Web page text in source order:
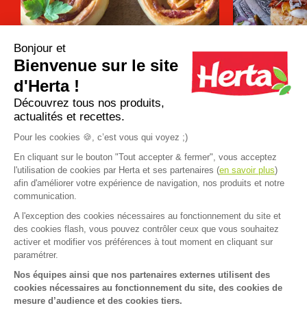
Apéro dînatoire : que faire avec une
pâte à pizza ?
12 recettes
pour un
Plus d'inspirations
Accueil Recettes Panini Knacki et Tomates Fraîches
FAQ Contact
Mentions sanitaires Cookies
Bonjour et
Bienvenue sur le site
d'Herta !
Découvrez tous nos produits,
actualités et recettes.
Pour les cookies 🍪, c’est vous qui voyez ;)
En cliquant sur le bouton "Tout accepter & fermer", vous acceptez
l'utilisation de cookies par Herta et ses partenaires (en savoir plus)
afin d'améliorer votre expérience de navigation, nos produits et notre
communication.
A l'exception des cookies nécessaires au fonctionnement du site et
des cookies flash, vous pouvez contrôler ceux que vous souhaitez
activer et modifier vos préférences à tout moment en cliquant sur
paramétrer.
Nos équipes ainsi que nos partenaires externes utilisent des
cookies nécessaires au fonctionnement du site, des cookies de
mesure d’audience et des cookies tiers.